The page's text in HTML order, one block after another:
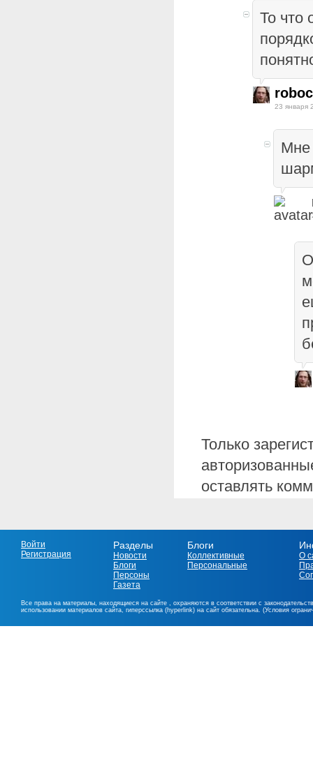
То что
23 января
Мне
Только
оставлять
Войти
Регистрация
Разделы
Новости
Блоги
Персоны
Газета
Блоги
Коллективные
Персональные
О
Все права на материалы, находящиеся на сайте , охраняются в соответствии с
использовании материалов сайта, гиперссылка (hyperlink) на сайт обязательна. (Условия